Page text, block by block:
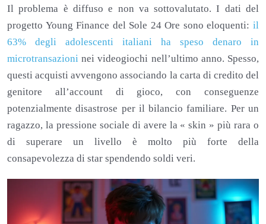
Il problema è diffuso e non va sottovalutato. I dati del
progetto Young Finance del Sole 24 Ore sono eloquenti: il
63% degli adolescenti italiani ha speso denaro in
microtransazioni nei videogiochi nell’ultimo anno. Spesso,
questi acquisti avvengono associando la carta di credito del
genitore all’account di gioco, con conseguenze
potenzialmente disastrose per il bilancio familiare. Per un
ragazzo, la pressione sociale di avere la « skin » più rara o
di superare un livello è molto più forte della
consapevolezza di star spendendo soldi veri.